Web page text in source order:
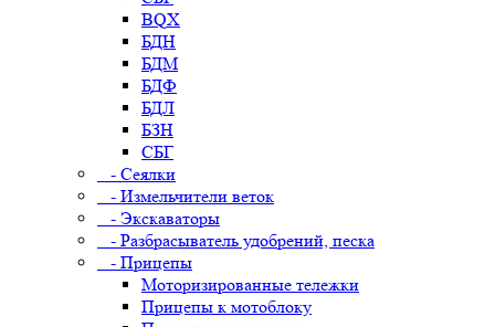
BQX
БДН
БДМ
БДФ
БДЛ
БЗН
СБГ
- Сеялки
- Измельчители веток
- Экскаваторы
- Разбрасыватель удобрений, песка
- Прицепы
Моторизированные тележки
Прицепы к мотоблоку